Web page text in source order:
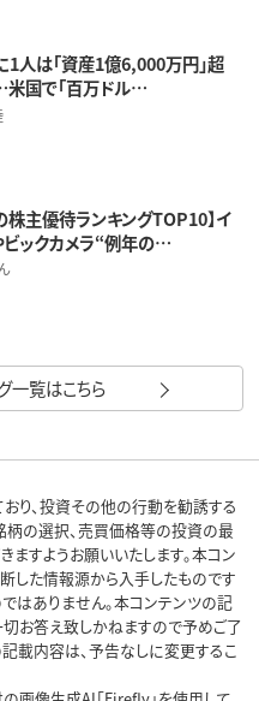
1人は「資産1億6,000万円」超
米国で「百万ドル…
株主優待ランキングTOP10】イ
ビックカメラ“例年の…
一覧はこちら
り、投資その他の行動を勧誘する
柄の選択、売買価格等の投資の最
すようお願いいたします。本コン
した情報源から入手したものです
はありません。本コンテンツの記
お答え致しかねますので予めご了
載内容は、予告なしに変更するこ